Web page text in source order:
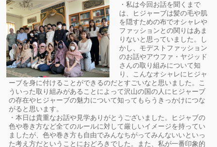
・私は今回お話を聞くまで
は、ヒジャーブは髪の毛や肌
を隠すための布でオシャレや
ファッションとの関りはあま
りないと思っていました。し
かし、モデストファッション
のお話やアウファ・ヤジッド
さんの取り組みについて知
り、こんなオシャレにヒジャ
ーブを身に付けることができるのだとすごいなと思いました。こ
ういった取り組みがあることによって沢山の国の人にヒジャーブ
の存在やヒジャーブの魅力について知ってもらうきっかけにつな
がると思います。
・本日は貴重なお話や見学ありがとうございました。ヒジャブの
色や巻き方など全てのルールに対して厳しいイメージを持ってい
ましたが、色や巻き方も自由でみんなちがってみんないいといっ
た考え方だということにおどろきでした。また、私が一番印象的